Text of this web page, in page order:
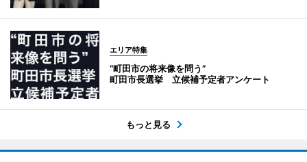
エリア特集
“町田市の将来像を問う”
町田市長選挙 立候補予定者アンケート
もっと見る